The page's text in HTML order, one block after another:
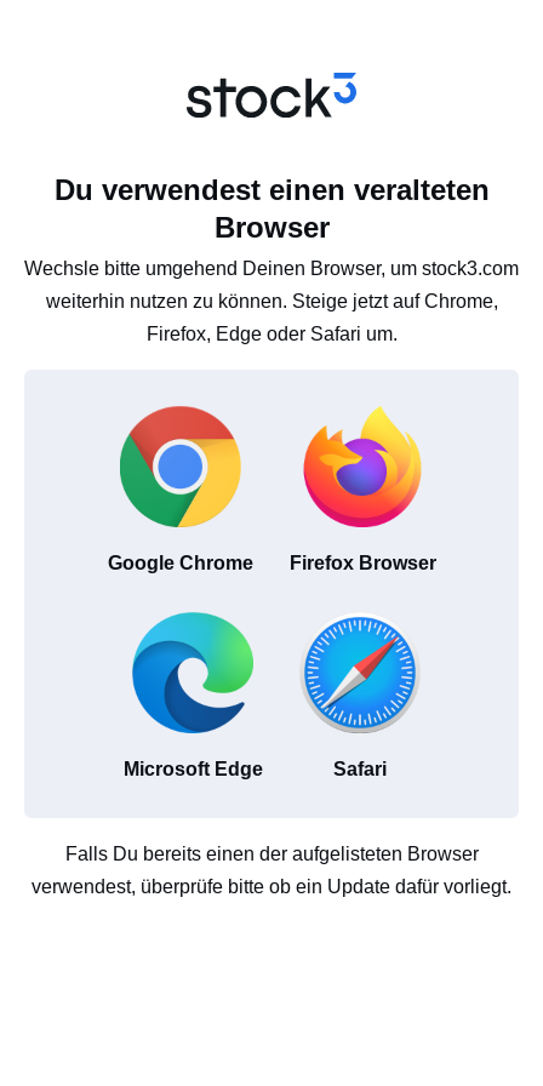
Du verwendest einen veralteten
Browser
Wechsle bitte umgehend Deinen Browser, um stock3.com
weiterhin nutzen zu können. Steige jetzt auf Chrome,
Firefox, Edge oder Safari um.
Google Chrome Firefox Browser
Microsoft Edge Safari
Falls Du bereits einen der aufgelisteten Browser
verwendest, überprüfe bitte ob ein Update dafür vorliegt.